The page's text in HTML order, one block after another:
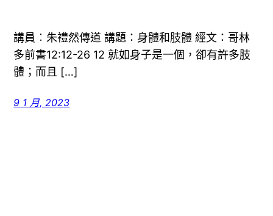
講員︰朱禮然傳道 講題：身體和肢體 經文：哥林
多前書12:12-26 12 就如身子是一個，卻有許多肢
體；而且 […]
9 1 月, 2023